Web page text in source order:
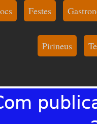
Festes
Pirineus